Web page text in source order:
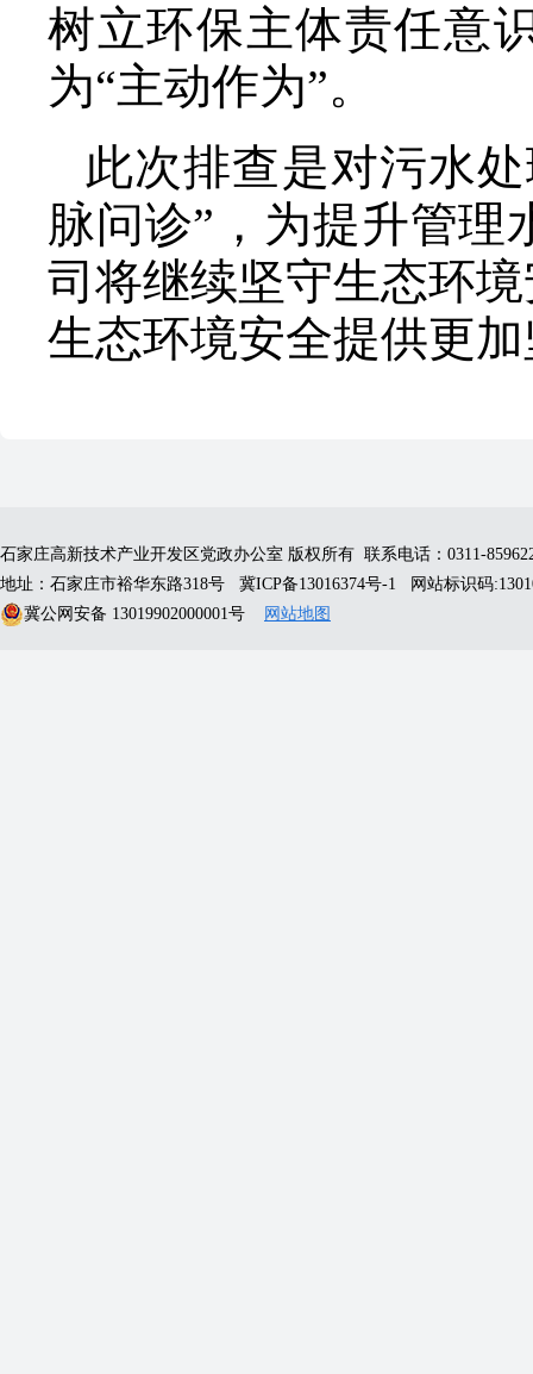
树立环保主体责任意
为“主动作为”。
此次排查是对污水
脉问诊”，为提升管
司将继续坚守生态环
生态环境安全提供更